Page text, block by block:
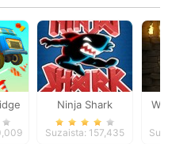
Ninja Shark
Suzaista: 157,435